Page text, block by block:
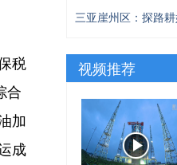
税
合
加
成
三亚崖州区：探路
视频推荐